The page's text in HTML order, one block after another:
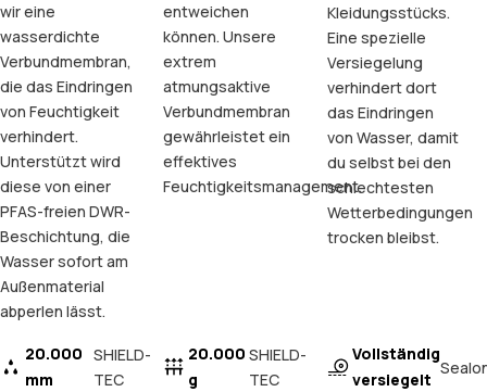
wir eine
wasserdichte
Verbundmembran,
die das Eindringen
von Feuchtigkeit
verhindert.
Unterstützt wird
diese von einer
PFAS-freien DWR-
Beschichtung, die
Wasser sofort am
Außenmaterial
abperlen lässt.
20.000
mm
SHIELD-
TEC
entweichen
können. Unsere
extrem
atmungsaktive
Verbundmembran
gewährleistet ein
effektives
Feuchtigkeitsmanagement.
20.000
g
SHIELD-
TEC
Kleidungsstücks.
Eine spezielle
Versiegelung
verhindert dort
das Eindringen
von Wasser, damit
du selbst bei den
schlechtesten
Wetterbedingungen
trocken bleibst.
Vollständig
versiegelt